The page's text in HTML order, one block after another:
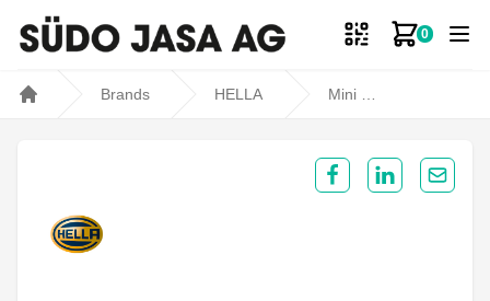
0
Zum
Brands HELLA
Share on Facebook
Share onShare